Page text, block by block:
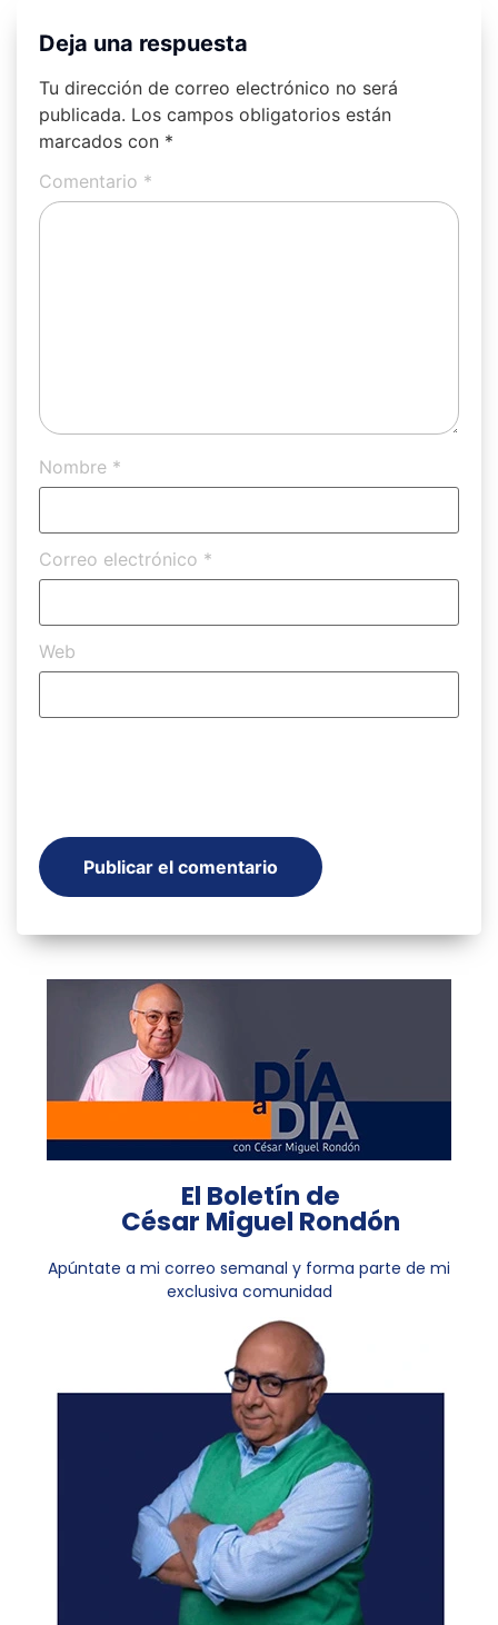
Deja una respuesta
Tu dirección de correo electrónico no será
publicada. Los campos obligatorios están
marcados con *
Comentario *
Nombre *
Correo electrónico *
Web
El Boletín de
César Miguel Rondón
Apúntate a mi correo semanal y forma parte de mi
exclusiva comunidad